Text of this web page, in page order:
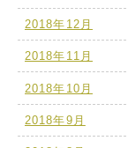
2018年12月
2018年11月
2018年10月
2018年9月